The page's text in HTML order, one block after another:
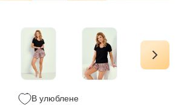
В улюблене